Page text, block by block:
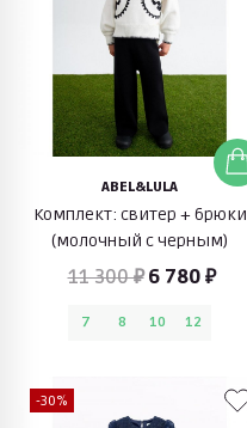
ABEL&LULA
Комплект: свитер + брюки
(молочный с черным)
11 300 ₽ 6 780 ₽
7 8 10 12
-30%